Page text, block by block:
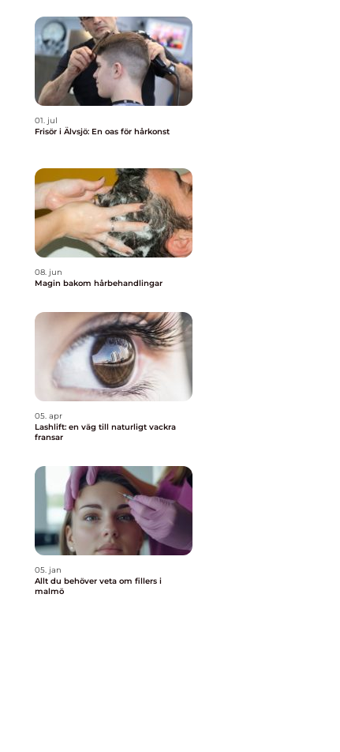
01. jul
Frisör i Älvsjö: En oas för hårkonst
08. jun
Magin bakom hårbehandlingar
05. apr
Lashlift: en väg till naturligt vackra
fransar
05. jan
Allt du behöver veta om fillers i
malmö